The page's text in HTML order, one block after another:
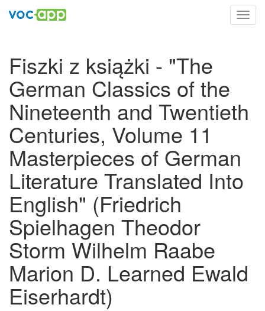
Fiszki z książki - "The
German Classics of the
Nineteenth and Twentieth
Centuries, Volume 11
Masterpieces of German
Literature Translated Into
English" (Friedrich
Spielhagen Theodor
Storm Wilhelm Raabe
Marion D. Learned Ewald
Eiserhardt)